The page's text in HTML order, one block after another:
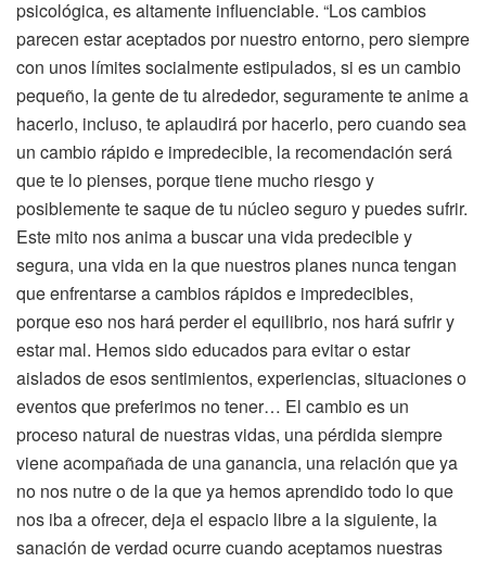
psicológica, es altamente influenciable. “Los cambios
parecen estar aceptados por nuestro entorno, pero siempre
con unos límites socialmente estipulados, si es un cambio
pequeño, la gente de tu alrededor, seguramente te anime a
hacerlo, incluso, te aplaudirá por hacerlo, pero cuando sea
un cambio rápido e impredecible, la recomendación será
que te lo pienses, porque tiene mucho riesgo y
posiblemente te saque de tu núcleo seguro y puedes sufrir.
Este mito nos anima a buscar una vida predecible y
segura, una vida en la que nuestros planes nunca tengan
que enfrentarse a cambios rápidos e impredecibles,
porque eso nos hará perder el equilibrio, nos hará sufrir y
estar mal. Hemos sido educados para evitar o estar
aislados de esos sentimientos, experiencias, situaciones o
eventos que preferimos no tener… El cambio es un
proceso natural de nuestras vidas, una pérdida siempre
viene acompañada de una ganancia, una relación que ya
no nos nutre o de la que ya hemos aprendido todo lo que
nos iba a ofrecer, deja el espacio libre a la siguiente, la
sanación de verdad ocurre cuando aceptamos nuestras